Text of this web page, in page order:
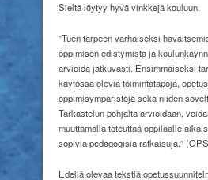
Sieltä löytyy hyvä vinkkejä kouluun.
”Tuen tarpeen varhaiseksi
oppimisen edistymistä ja
arvioida jatkuvasti. Ensimmäiseksi
käytössä olevia toimintatapoja,
oppimisympäristöjä sekä niiden
Tarkastelun pohjalta arvioidaan,
muuttamalla toteuttaa oppilaalle
sopivia pedagogisia ratkaisuja.”
Edellä olevaa tekstiä